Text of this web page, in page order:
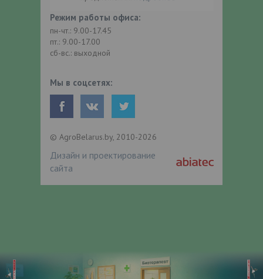
Режим работы офиса:
пн-чт.: 9.00-17.45
пт.: 9.00-17.00
сб-вс.: выходной
Мы в соцсетях:
© AgroBelarus.by, 2010-2026
Дизайн и проектирование
сайта